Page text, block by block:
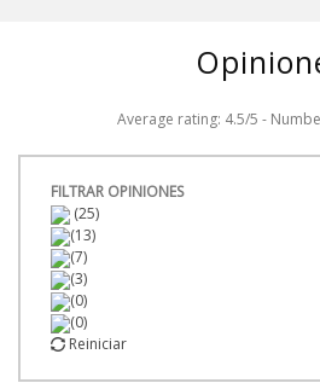
Average rating: 4.5/5 -
FILTRAR OPINIONES
(25)
(13)
(7)
(3)
(0)
(0)
Reiniciar